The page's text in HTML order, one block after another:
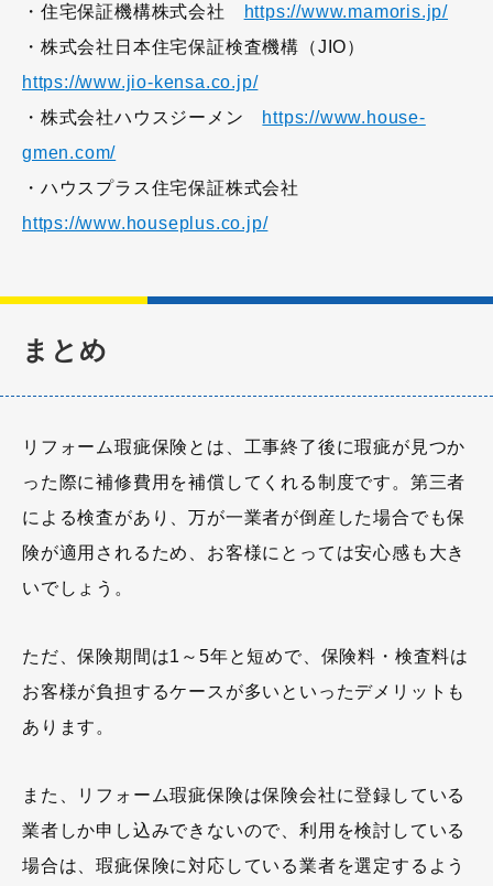
・住宅保証機構株式会社
https://www.mamoris.jp/
・株式会社日本住宅保証検査機構（JIO）
https://www.jio-kensa.co.jp/
・株式会社ハウスジーメン https://www.house-
gmen.com/
・ハウスプラス住宅保証株式会社
https://www.houseplus.co.jp/
まとめ
リフォーム瑕疵保険とは、工事終了後に瑕疵が見つか
った際に補修費用を補償してくれる制度です。第三者
による検査があり、万が一業者が倒産した場合でも保
険が適用されるため、お客様にとっては安心感も大き
いでしょう。
ただ、保険期間は1～5年と短めで、保険料・検査料は
お客様が負担するケースが多いといったデメリットも
あります。
また、リフォーム瑕疵保険は保険会社に登録している
業者しか申し込みできないので、利用を検討している
場合は、瑕疵保険に対応している業者を選定するよう